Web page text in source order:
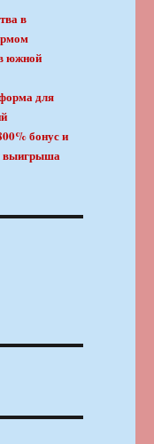
в
южной
для
бонус и
выигрыша